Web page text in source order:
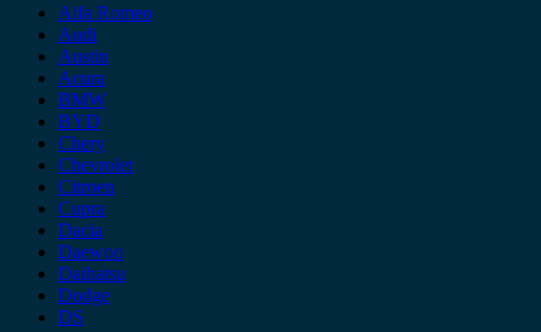
Alfa Romeo
Audi
Austin
Acura
BMW
BYD
Chery
Chevrolet
Citroen
Cupra
Dacia
Daewoo
Daihatsu
Dodge
DS